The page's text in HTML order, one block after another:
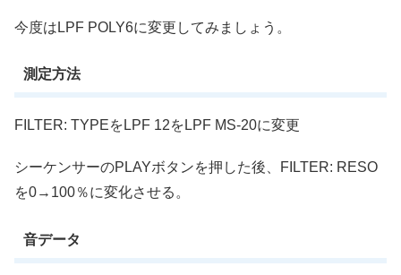
今度はLPF POLY6に変更してみましょう。
測定方法
FILTER: TYPEをLPF 12をLPF MS-20に変更
シーケンサーのPLAYボタンを押した後、FILTER: RESO
を0→100％に変化させる。
音データ